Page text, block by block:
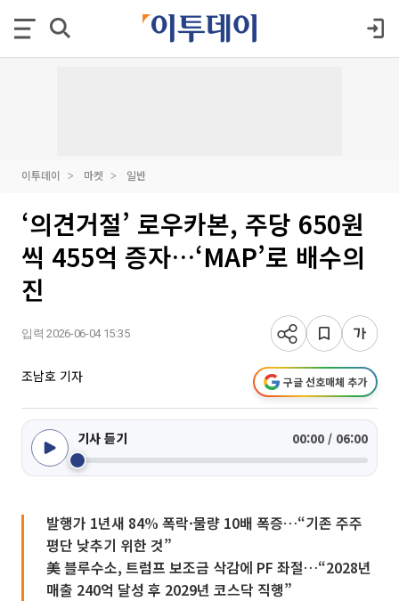
이투데이 마켓 일반
‘의견거절’ 로우카본, 주당 650원
씩 455억 증자…‘MAP’로 배수의
진
입력 2026-06-04 15:35
조남호 기자 구글 선호매체 추가
기사 듣기 00:00 / 06:00
발행가 1년새 84% 폭락·물량 10배 폭증…“기존 주주
평단 낮추기 위한 것”
美 블루수소, 트럼프 보조금 삭감에 PF 좌절…“2028년
매출 240억 달성 후 2029년 코스닥 직행”